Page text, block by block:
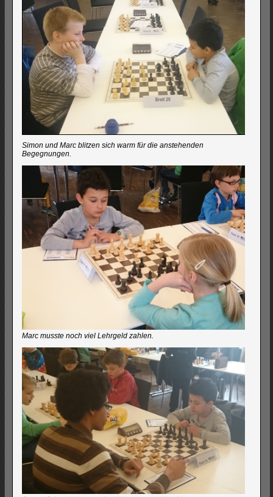
Simon und Marc blitzen sich warm für die anstehenden
Begegnungen.
Marc musste noch viel Lehrgeld zahlen.